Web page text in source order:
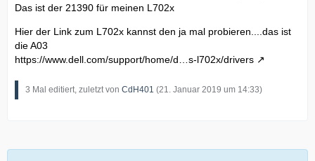
Das ist der 21390 für meinen L702x
Hier der Link zum L702x kannst den ja mal probieren....das ist
die A03
https://www.dell.com/support/home/d…s-l702x/drivers
3 Mal editiert, zuletzt von CdH401 (21. Januar 2019 um 14:33)